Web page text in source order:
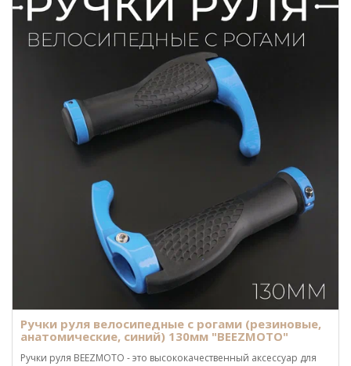
Ручки руля велосипедные с рогами (резиновые,
анатомические, синий) 130мм "BEEZMOTO"
Ручки руля BEEZMOTO - это высококачественный аксессуар для